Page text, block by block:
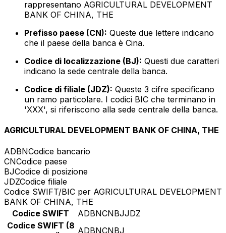
rappresentano AGRICULTURAL DEVELOPMENT
BANK OF CHINA, THE
Prefisso paese (CN): Queste due lettere indicano
che il paese della banca è Cina.
Codice di localizzazione (BJ): Questi due caratteri
indicano la sede centrale della banca.
Codice di filiale (JDZ): Queste 3 cifre specificano
un ramo particolare. I codici BIC che terminano in
'XXX', si riferiscono alla sede centrale della banca.
AGRICULTURAL DEVELOPMENT BANK OF CHINA, THE
ADBNCodice bancario
CNCodice paese
BJCodice di posizione
JDZCodice filiale
Codice SWIFT/BIC per AGRICULTURAL DEVELOPMENT
BANK OF CHINA, THE
Codice SWIFT
ADBNCNBJJDZ
Codice SWIFT (8 ADBNCNBJ